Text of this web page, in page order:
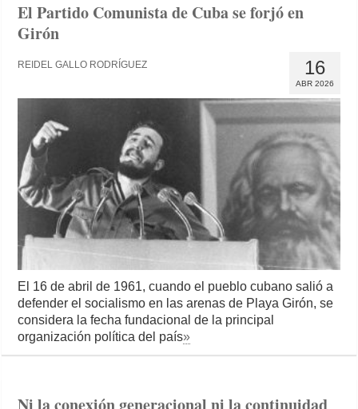
El Partido Comunista de Cuba se forjó en
Girón
16
ABR 2026
REIDEL GALLO RODRÍGUEZ
El 16 de abril de 1961, cuando el pueblo cubano salió a
defender el socialismo en las arenas de Playa Girón, se
considera la fecha fundacional de la principal
organización política del país»